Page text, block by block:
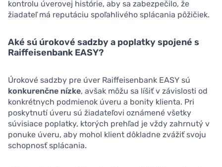
kontrolu úverovej histórie, aby sa zabezpečilo, že
žiadateľ má reputáciu spoľahlivého splácania pôžičiek.
Aké sú úrokové sadzby a poplatky spojené s
Raiffeisenbank EASY?
Úrokové sadzby pre úver Raiffeisenbank EASY sú
konkurenčne nízke, avšak môžu sa líšiť v závislosti od
konkrétnych podmienok úveru a bonity klienta. Pri
poskytnutí úveru sú žiadateľovi oznámené všetky
súvisiace poplatky, ktorých prehľad je vždy zahrnutý v
ponuke úveru, aby mohol klient dôkladne zvážiť svoju
schopnosť splácania.